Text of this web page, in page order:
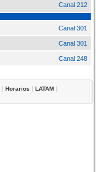
Canal 212
Canal 301
Canal 301
Canal 248
|Horarios |LATAM |